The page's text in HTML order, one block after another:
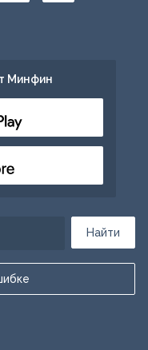
Найти
Минфин